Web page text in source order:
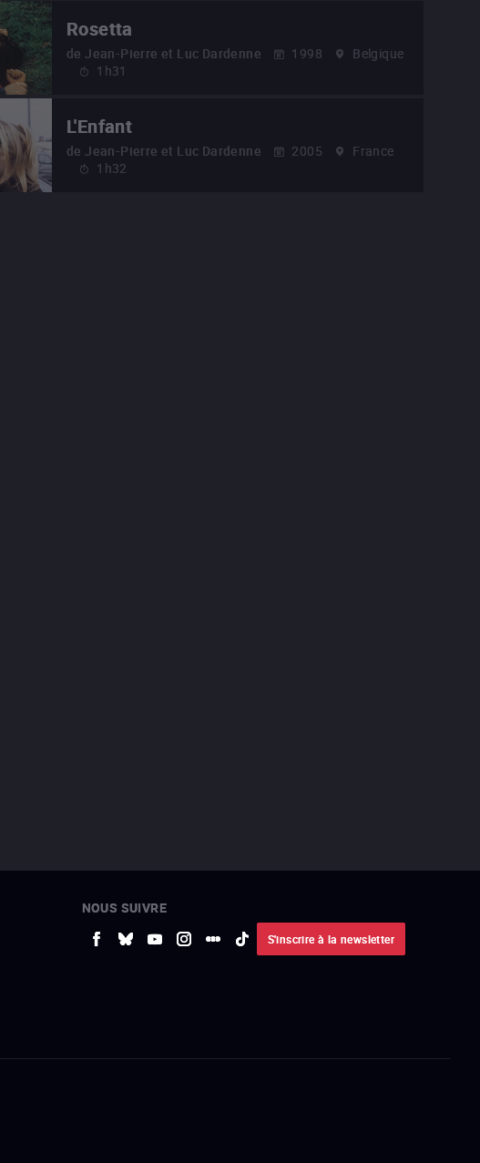
Rosetta
de Jean-Pierre et Luc Dardenne 1998
Belgique
1h31
L'Enfant
de Jean-Pierre et Luc Dardenne 2005
France
1h32
NOUS SUIVRE
S'inscrire à la newsletter